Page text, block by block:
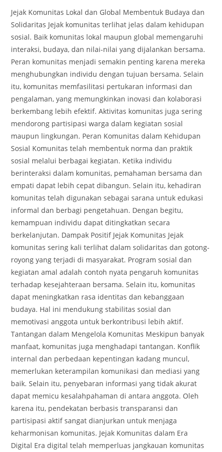
Jejak Komunitas Lokal dan Global Membentuk Budaya dan
Solidaritas Jejak komunitas terlihat jelas dalam kehidupan
sosial. Baik komunitas lokal maupun global memengaruhi
interaksi, budaya, dan nilai-nilai yang dijalankan bersama.
Peran komunitas menjadi semakin penting karena mereka
menghubungkan individu dengan tujuan bersama. Selain
itu, komunitas memfasilitasi pertukaran informasi dan
pengalaman, yang memungkinkan inovasi dan kolaborasi
berkembang lebih efektif. Aktivitas komunitas juga sering
mendorong partisipasi warga dalam kegiatan sosial
maupun lingkungan. Peran Komunitas dalam Kehidupan
Sosial Komunitas telah membentuk norma dan praktik
sosial melalui berbagai kegiatan. Ketika individu
berinteraksi dalam komunitas, pemahaman bersama dan
empati dapat lebih cepat dibangun. Selain itu, kehadiran
komunitas telah digunakan sebagai sarana untuk edukasi
informal dan berbagi pengetahuan. Dengan begitu,
kemampuan individu dapat ditingkatkan secara
berkelanjutan. Dampak Positif Jejak Komunitas Jejak
komunitas sering kali terlihat dalam solidaritas dan gotong-
royong yang terjadi di masyarakat. Program sosial dan
kegiatan amal adalah contoh nyata pengaruh komunitas
terhadap kesejahteraan bersama. Selain itu, komunitas
dapat meningkatkan rasa identitas dan kebanggaan
budaya. Hal ini mendukung stabilitas sosial dan
memotivasi anggota untuk berkontribusi lebih aktif.
Tantangan dalam Mengelola Komunitas Meskipun banyak
manfaat, komunitas juga menghadapi tantangan. Konflik
internal dan perbedaan kepentingan kadang muncul,
memerlukan keterampilan komunikasi dan mediasi yang
baik. Selain itu, penyebaran informasi yang tidak akurat
dapat memicu kesalahpahaman di antara anggota. Oleh
karena itu, pendekatan berbasis transparansi dan
partisipasi aktif sangat dianjurkan untuk menjaga
keharmonisan komunitas. Jejak Komunitas dalam Era
Digital Era digital telah memperluas jangkauan komunitas